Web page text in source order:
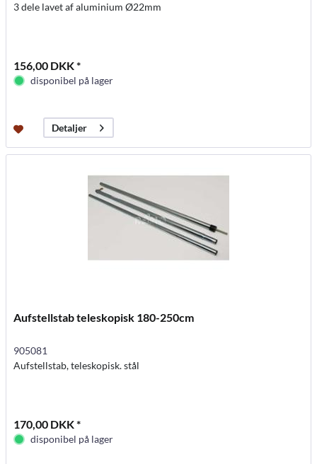
3 dele lavet af aluminium Ø22mm
156,00 DKK *
disponibel på lager
Detaljer
Aufstellstab teleskopisk 180-250cm
905081
Aufstellstab, teleskopisk. stål
170,00 DKK *
disponibel på lager